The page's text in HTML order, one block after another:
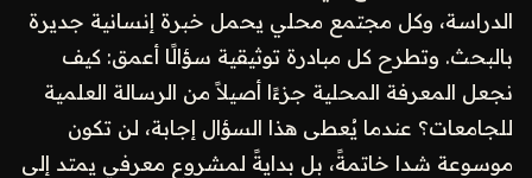
الدراسة، وكل مجتمع محلي يحمل خبرة إنسانية جديرة
بالبحث. وتطرح كل مبادرة توثيقية سؤالًا أعمق: كيف
نجعل المعرفة المحلية جزءًا أصيلاً من الرسالة العلمية
للجامعات؟ عندما يُعطى هذا السؤال إجابة، لن تكون
موسوعة شدا خاتمةً، بل بدايةً لمشروع معرفي يمتد إلى